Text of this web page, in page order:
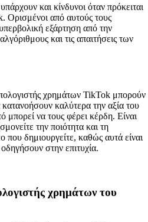
και κίνδυνοι όταν πρόκειται
Ορισμένοι από αυτούς τους
εξάρτηση από την
και τις απαιτήσεις των
χρημάτων TikTok μπορούν
καλύτερα την αξία του
μπορεί να τους φέρει κέρδη. Είναι
την ποιότητα και τη
που δημιουργείτε, καθώς αυτά είναι
στην επιτυχία.
χρημάτων του